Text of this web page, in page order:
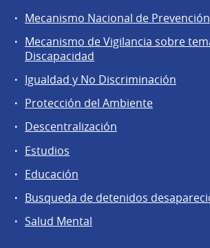
Mecanismo Nacional de Prevención
Mecanismo de Vigilancia sobre
Discapacidad
Igualdad y No Discriminación
Protección del Ambiente
Descentralización
Estudios
Educación
Busqueda de detenidos
Salud Mental